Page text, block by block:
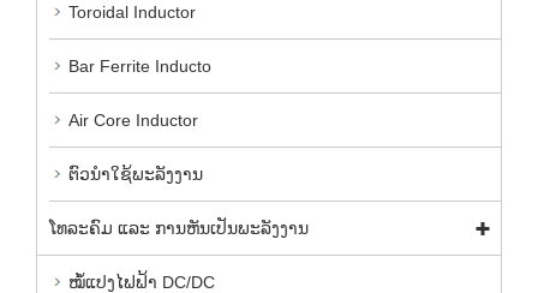
Toroidal Inductor
Bar Ferrite Inducto
Air Core Inductor
ຕົວ​ນໍາ​ໃຊ້​ພະ​ລັງ​ງານ​
ໂທລະຄົມ ແລະ ການຫັນເປັນພະລັງງານ
ໝໍ້ແປງໄຟຟ້າ DC/DC